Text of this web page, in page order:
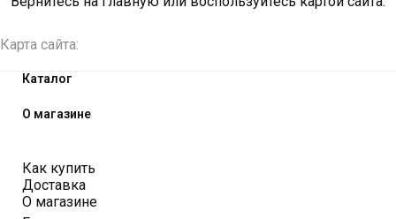
Карта сайта:
Каталог
О магазине
Как купить
Доставка
О магазине